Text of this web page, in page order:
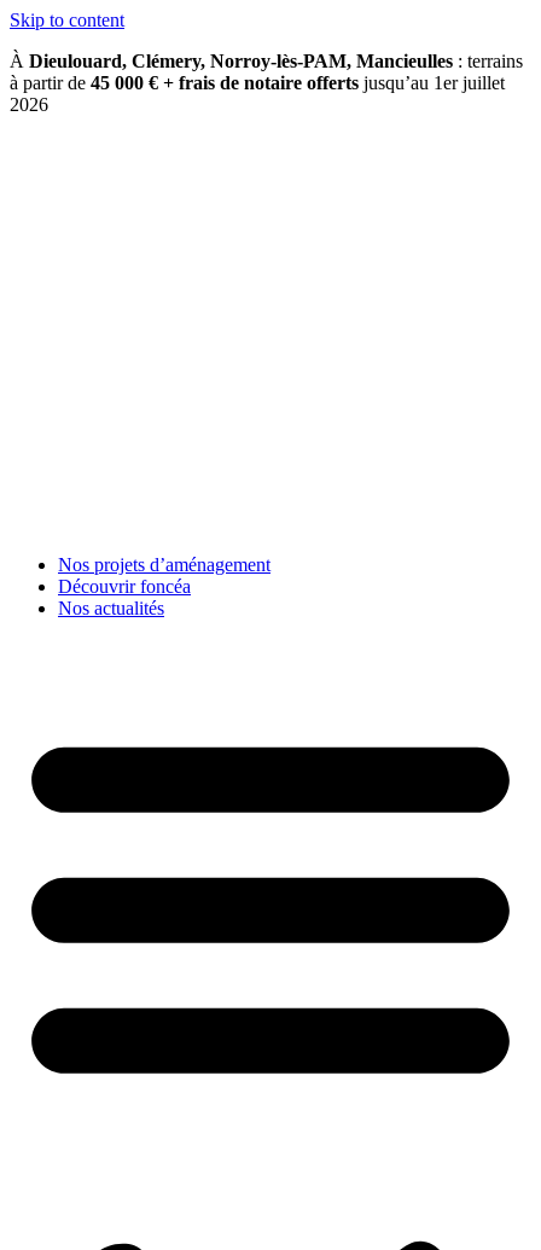
Skip to content
À Dieulouard, Clémery, Norroy-lès-PAM, Mancieulles : terrains
à partir de 45 000 € + frais de notaire offerts jusqu’au 1er juillet
2026
Nos projets d’aménagement
Découvrir foncéa
Nos actualités